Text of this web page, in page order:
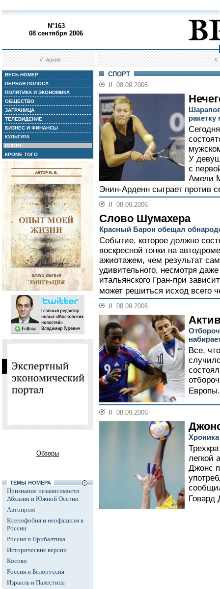
N°163
08 сентября 2006
//Архив //
ВЕСЬ НОМЕР
ПЕРВАЯ ПОЛОСА
ПОЛИТИКА И ЭКОНОМИКА
ОБЩЕСТВО
ЗАГРАНИЦА
ТЕЛЕВИДЕНИЕ
БИЗНЕС И ФИНАНСЫ
КУЛЬТУРА
СПОРТ
КРОМЕ ТОГО
Обзоры
ТЕМЫ НОМЕРА
Признание независимости
Абхазии и Южной Осетии
Автопром
Ксенофобия и неофашизм в
России
Россия и Прибалтика
Исторические версии
Косово
Россия и Белоруссия
Израиль и Палестина
СПОРТ
// 08.09.2006
ракетку
У
с
Амели
Энин-Арденн сыграет против
// 08.09.2006
Слово Шумахера
Красный Барон обещал
Событие, которое должно
воскресной гонки на
ажиотажем, чем результат
удивительного, несмотря
итальянского Гран-при
может решиться исход всего
// 08.09.2006
Все,
// 08.09.2006
легкой
Джонс
Говард